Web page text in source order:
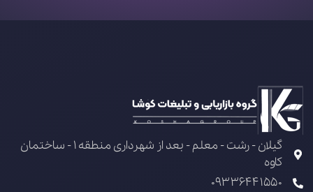
گیلان - رشت - معلم - بعد از شهرداری منطقه 1 - ساختمان
کاوه
09336441550